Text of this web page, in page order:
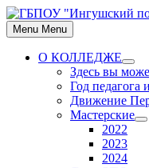
Skip
to
content
Menu Menu
О КОЛЛЕДЖЕ
sub
Здесь вы
Год педагога
Движение
Мастерские
2022
2023
2024